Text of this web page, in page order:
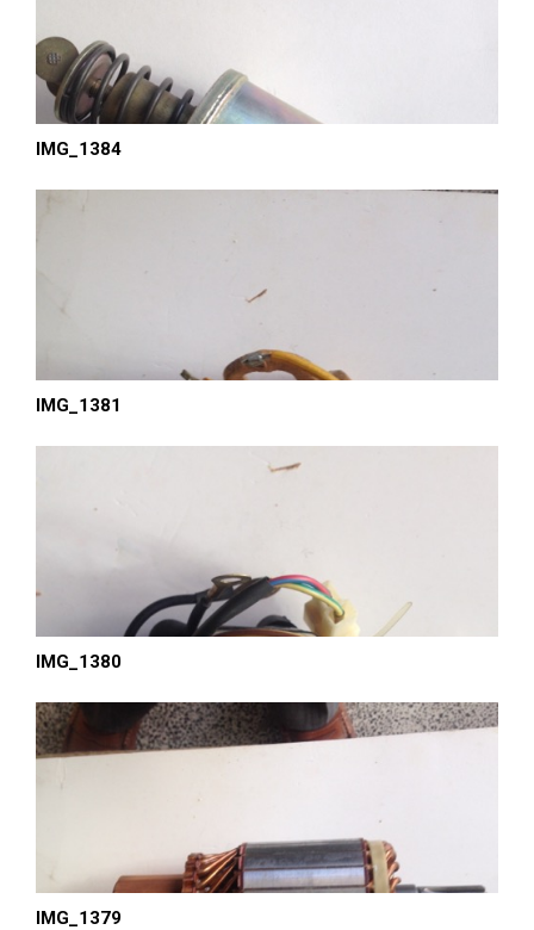
IMG_1384
IMG_1381
IMG_1380
IMG_1379